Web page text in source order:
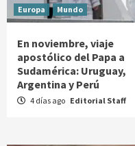
Europa Mundo
En noviembre, viaje
apostólico del Papa a
Sudamérica: Uruguay,
Argentina y Perú
4 días ago Editorial Staff